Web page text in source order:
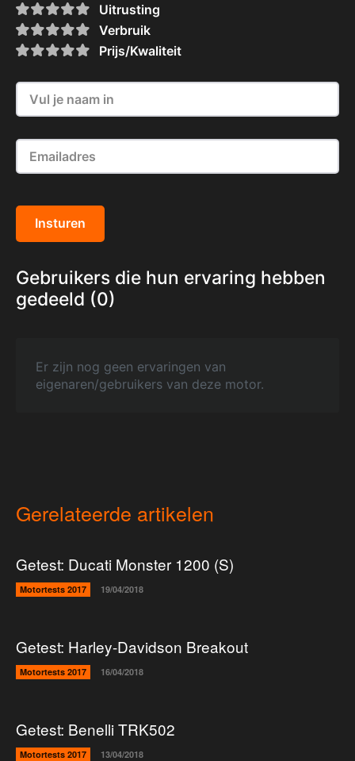
Uitrusting
Verbruik
Prijs/Kwaliteit
Insturen
Gebruikers die hun ervaring hebben
gedeeld (0)
Er zijn nog geen ervaringen van
eigenaren/gebruikers van deze motor.
Gerelateerde artikelen
Getest: Ducati Monster 1200 (S)
Motortests 2017 19/04/2018
Getest: Harley-Davidson Breakout
Motortests 2017 16/04/2018
Getest: Benelli TRK502
Motortests 2017 13/04/2018